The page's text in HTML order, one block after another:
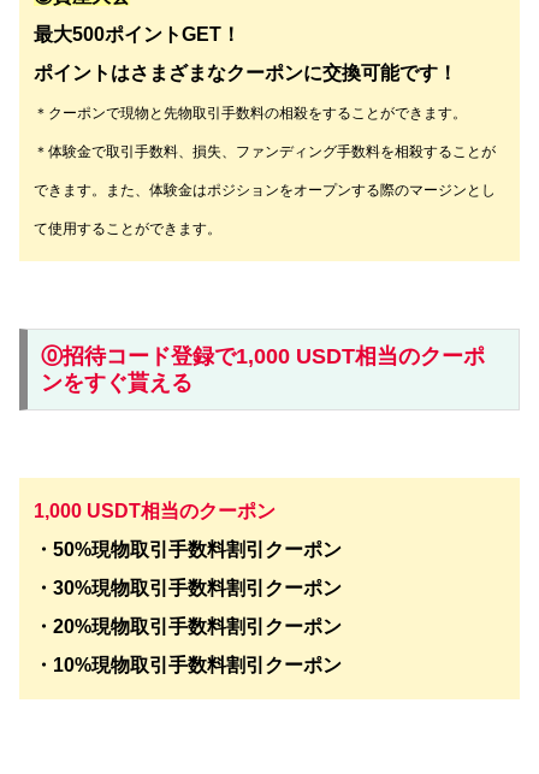
最大500ポイントGET！
ポイントはさまざまなクーポンに交換可能です！
＊クーポンで現物と先物取引手数料の相殺をすることができます。
＊体験金で取引手数料、損失、ファンディング手数料を相殺することが
できます。また、体験金はポジションをオープンする際のマージンとし
て使用することができます。
⓪招待コード登録で1,000 USDT相当のクーポ
ンをすぐ貰える
1,000 USDT相当のクーポン
・50%現物取引手数料割引クーポン
・30%現物取引手数料割引クーポン
・20%現物取引手数料割引クーポン
・10%現物取引手数料割引クーポン